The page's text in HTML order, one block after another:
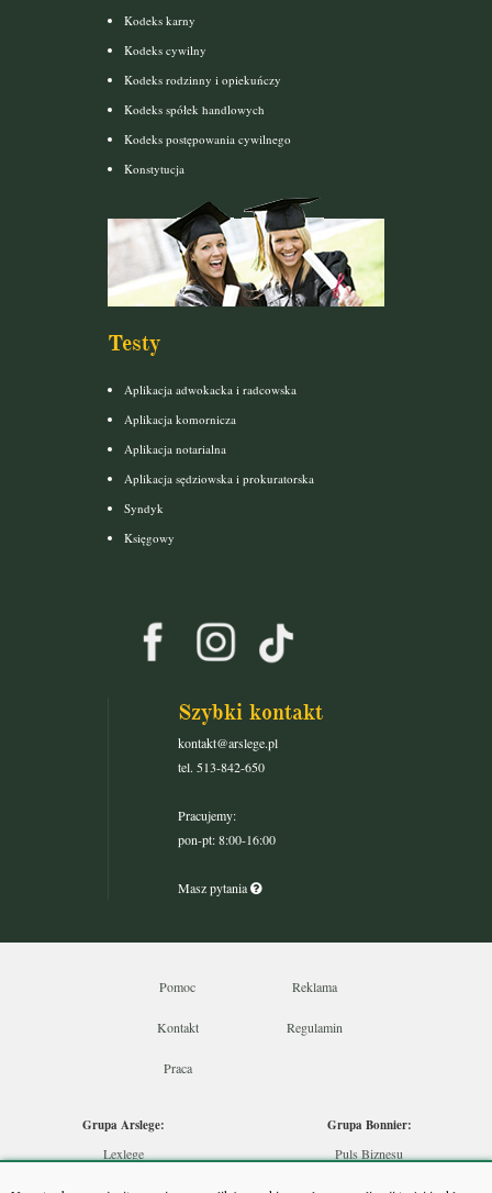
Kodeks karny
Kodeks cywilny
Kodeks rodzinny i opiekuńczy
Kodeks spółek handlowych
Kodeks postępowania cywilnego
Konstytucja
Testy
Aplikacja adwokacka i radcowska
Aplikacja komornicza
Aplikacja notarialna
Aplikacja sędziowska i prokuratorska
Syndyk
Księgowy
Szybki kontakt
kontakt@arslege.pl
tel. 513-842-650
Pracujemy:
pon-pt: 8:00-16:00
Masz pytania
Pomoc Reklama
Kontakt Regulamin
Praca
Grupa Arslege:
Lexlege
Grupa Bonnier:
Puls Biznesu